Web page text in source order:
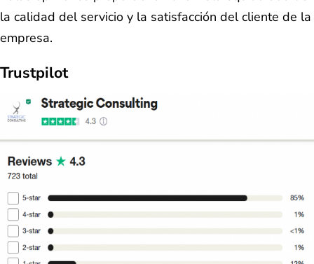
la calidad del servicio y la satisfacción del cliente de la
empresa.
Trustpilot